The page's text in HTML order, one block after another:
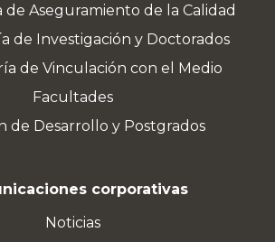
Aseguramiento de la Calidad
de Investigación y Doctorados
de Vinculación con el Medio
Facultades
de Desarrollo y Postgrados
corporativas
Noticias